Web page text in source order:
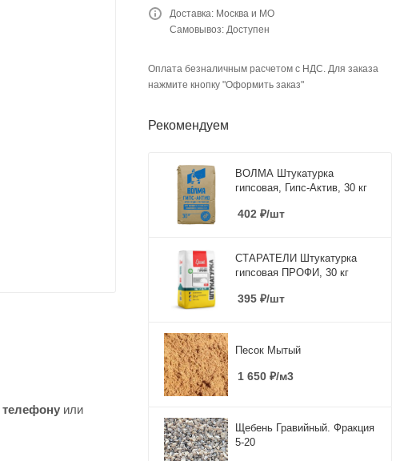
телефону или
Доставка: Москва и МО
Самовывоз: Доступен
Оплата безналичным расчетом с НДС. Для заказа
нажмите кнопку "Оформить заказ"
Рекомендуем
ВОЛМА Штукатурка
гипсовая, Гипс-Актив, 30 кг
402 ₽/шт
СТАРАТЕЛИ Штукатурка
гипсовая ПРОФИ, 30 кг
395 ₽/шт
Песок Мытый
1 650 ₽/м3
Щебень Гравийный. Фракция
5-20